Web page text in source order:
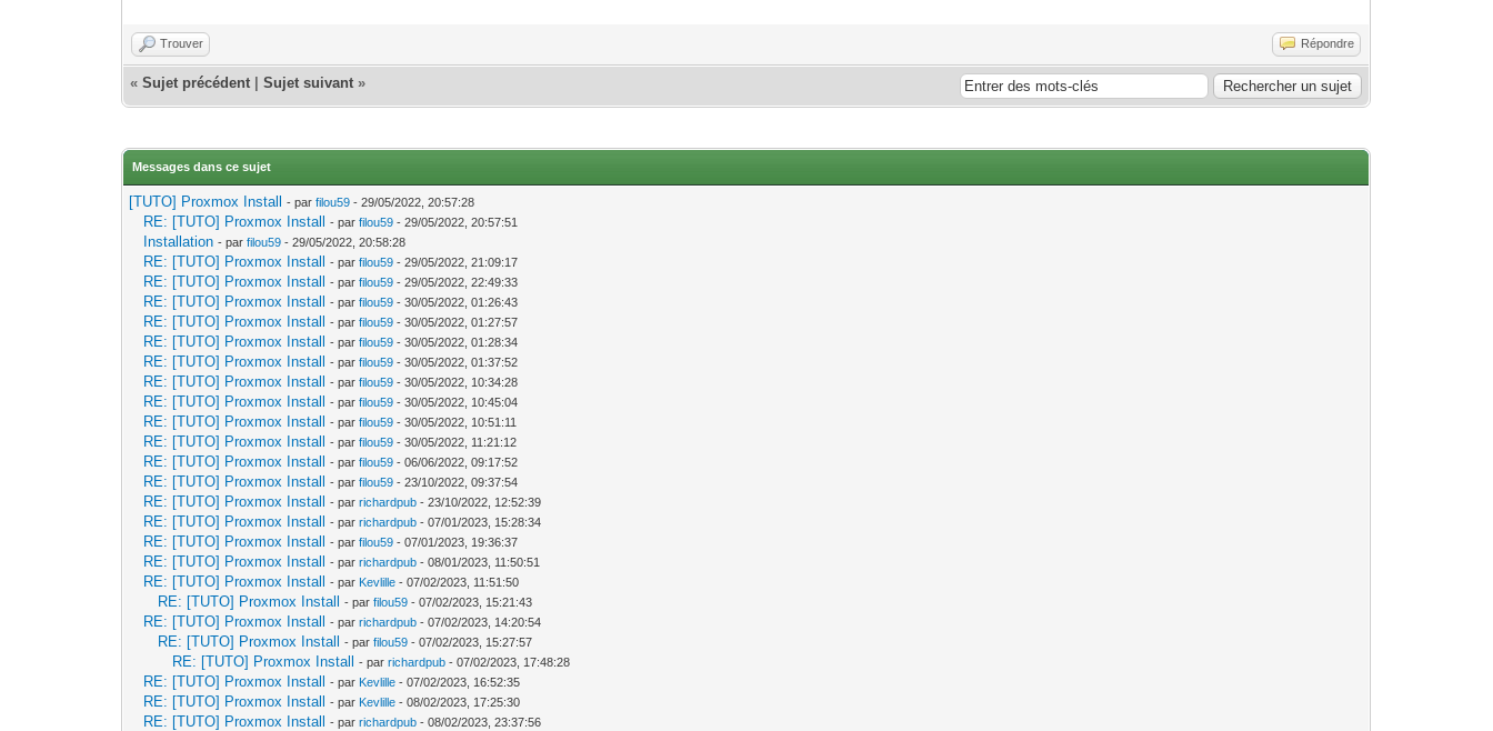
Trouver Répondre
«Sujet précédent |Sujet suivant »
Messages dans ce sujet
[TUTO] Proxmox Install - parfilou59 - 29/05/2022, 20:57:28
RE: [TUTO] Proxmox Install - parfilou59 - 29/05/2022, 20:57:51
Installation - parfilou59 - 29/05/2022, 20:58:28
RE: [TUTO] Proxmox Install - parfilou59 - 29/05/2022, 21:09:17
RE: [TUTO] Proxmox Install - parfilou59 - 29/05/2022, 22:49:33
RE: [TUTO] Proxmox Install - parfilou59 - 30/05/2022, 01:26:43
RE: [TUTO] Proxmox Install - parfilou59 - 30/05/2022, 01:27:57
RE: [TUTO] Proxmox Install - parfilou59 - 30/05/2022, 01:28:34
RE: [TUTO] Proxmox Install - parfilou59 - 30/05/2022, 01:37:52
RE: [TUTO] Proxmox Install - parfilou59 - 30/05/2022, 10:34:28
RE: [TUTO] Proxmox Install - parfilou59 - 30/05/2022, 10:45:04
RE: [TUTO] Proxmox Install - parfilou59 - 30/05/2022, 10:51:11
RE: [TUTO] Proxmox Install - parfilou59 - 30/05/2022, 11:21:12
RE: [TUTO] Proxmox Install - parfilou59 - 06/06/2022, 09:17:52
RE: [TUTO] Proxmox Install - parfilou59 - 23/10/2022, 09:37:54
RE: [TUTO] Proxmox Install - parrichardpub - 23/10/2022, 12:52:39
RE: [TUTO] Proxmox Install - parrichardpub - 07/01/2023, 15:28:34
RE: [TUTO] Proxmox Install - parfilou59 - 07/01/2023, 19:36:37
RE: [TUTO] Proxmox Install - parrichardpub - 08/01/2023, 11:50:51
RE: [TUTO] Proxmox Install - par Kevlille - 07/02/2023, 11:51:50
RE: [TUTO] Proxmox Install - parfilou59 - 07/02/2023, 15:21:43
RE: [TUTO] Proxmox Install - parrichardpub - 07/02/2023, 14:20:54
RE: [TUTO] Proxmox Install - parfilou59 - 07/02/2023, 15:27:57
RE: [TUTO] Proxmox Install - parrichardpub - 07/02/2023, 17:48:28
RE: [TUTO] Proxmox Install - par Kevlille - 07/02/2023, 16:52:35
RE: [TUTO] Proxmox Install - par Kevlille - 08/02/2023, 17:25:30
RE: [TUTO] Proxmox Install - parrichardpub - 08/02/2023, 23:37:56